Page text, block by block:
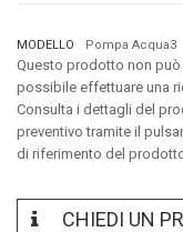
MODELLO Pompa Acqua3
Questo prodotto non
possibile effettuare una
Consulta i dettagli del
preventivo tramite il
di riferimento del
CHIEDI UN